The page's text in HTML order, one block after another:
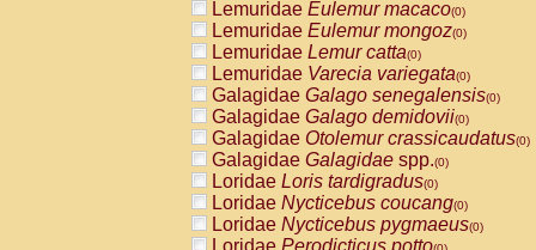
AtelidaeAlouatta caraya(0)
AtelidaeAlouatta fusca(0)
AtelidaeAlouatta seniculus
AtelidaeAlouattaspp.(0)
AtelidaeAteles belzebuth(0)
AtelidaeAteles geoffroyi(0)
AtelidaeAteles paniscus(0)
AtelidaeAtelesspp.(0)
Atelidae Lagothrix lagothricha
AtelidaeLagothrix lagothricha cana
PitheciidaeCacajao calvus
PitheciidaeCallicebus cupreus
Lemuridae Eulemur macaco(0)
Lemuridae Eulemur mongoz(0)
Lemuridae Lemur catta(0)
Lemuridae Varecia variegata(0)
Galagidae Galago senegalensis(0)
Galagidae Galago demidovii(0)
Galagidae Otolemur crassicaudatus(0)
Galagidae Galagidae spp.(0)
Loridae Loris tardigradus(0)
Loridae Nycticebus coucang(0)
Loridae Nycticebus pygmaeus(0)
Loridae Perodicticus potto